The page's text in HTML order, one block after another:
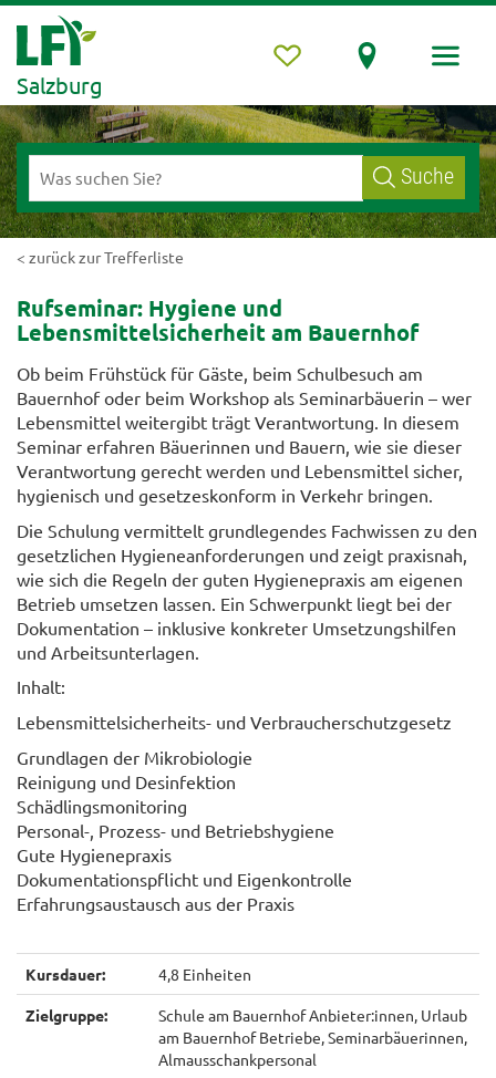
Salzburg
Suche
< zurück zur Trefferliste
Rufseminar: Hygiene und
Lebensmittelsicherheit am Bauernhof
Ob beim Frühstück für Gäste, beim Schulbesuch am
Bauernhof oder beim Workshop als Seminarbäuerin – wer
Lebensmittel weitergibt trägt Verantwortung. In diesem
Seminar erfahren Bäuerinnen und Bauern, wie sie dieser
Verantwortung gerecht werden und Lebensmittel sicher,
hygienisch und gesetzeskonform in Verkehr bringen.
Die Schulung vermittelt grundlegendes Fachwissen zu den
gesetzlichen Hygieneanforderungen und zeigt praxisnah,
wie sich die Regeln der guten Hygienepraxis am eigenen
Betrieb umsetzen lassen. Ein Schwerpunkt liegt bei der
Dokumentation – inklusive konkreter Umsetzungshilfen
und Arbeitsunterlagen.
Inhalt:
Lebensmittelsicherheits- und Verbraucherschutzgesetz
Grundlagen der Mikrobiologie
Reinigung und Desinfektion
Schädlingsmonitoring
Personal-, Prozess- und Betriebshygiene
Gute Hygienepraxis
Dokumentationspflicht und Eigenkontrolle
Erfahrungsaustausch aus der Praxis
Kursdauer: 4,8 Einheiten
Zielgruppe:
Schule am Bauernhof Anbieter:innen, Urlaub
am Bauernhof Betriebe, Seminarbäuerinnen,
Almausschankpersonal